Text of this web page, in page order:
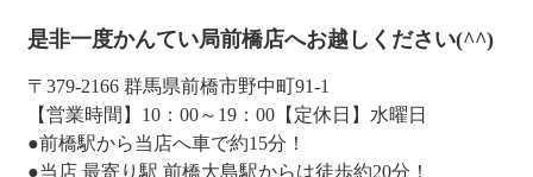
是非一度かんてい局前橋店へお越しください(^^)
〒379-2166 群馬県前橋市野中町91-1
【営業時間】10：00～19：00【定休日】水曜日
●前橋駅から当店へ車で約15分！
●当店 最寄り駅 前橋大島駅からは徒歩約20分！